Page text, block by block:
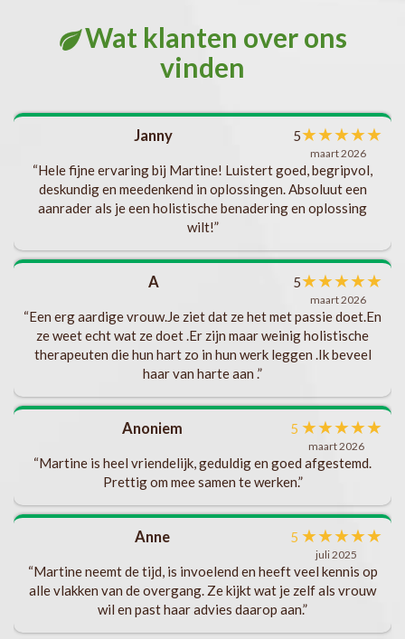
Wat klanten over ons
vinden
Janny 5★★★★★
maart 2026
“Hele fijne ervaring bij Martine! Luistert goed, begripvol,
deskundig en meedenkend in oplossingen. Absoluut een
aanrader als je een holistische benadering en oplossing
wilt!”
A 5★★★★★
maart 2026
“Een erg aardige vrouw.Je ziet dat ze het met passie doet.En
ze weet echt wat ze doet .Er zijn maar weinig holistische
therapeuten die hun hart zo in hun werk leggen .Ik beveel
haar van harte aan .”
Anoniem 5 ★★★★★
maart 2026
“Martine is heel vriendelijk, geduldig en goed afgestemd.
Prettig om mee samen te werken.”
Anne 5 ★★★★★
juli 2025
“Martine neemt de tijd, is invoelend en heeft veel kennis op
alle vlakken van de overgang. Ze kijkt wat je zelf als vrouw
wil en past haar advies daarop aan.”